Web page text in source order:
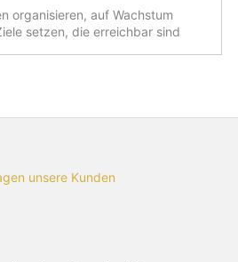
organisieren, auf Wachstum
setzen, die erreichbar sind
unsere Kunden